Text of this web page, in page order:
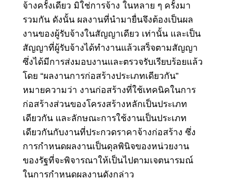
จ้างครั้งเดียว มิใช่การจ้าง ในหลาย ๆ ครั้งมา
รวมกัน ดังนั้น ผลงานที่นํามายื่นจึงต้องเป็นผล
งานของผู้รับจ้างในสัญญาเดียว เท่านั้น และเป็น
สัญญาที่ผู้รับจ้างได้ทํางานแล้วเสร็จตามสัญญา
ซึ่งได้มีการส่งมอบงานและตรวจรับเรียบร้อยแล้ว
โดย “ผลงานการก่อสร้างประเภทเดียวกัน”
หมายความว่า งานก่อสร้างที่ใช้เทคนิคในการ
ก่อสร้างส่วนของโครงสร้างหลักเป็นประเภท
เดียวกัน และลักษณะการใช้งานเป็นประเภท
เดียวกันกับงานที่ประกวดราคาจ้างก่อสร้าง ซึ่ง
การกําหนดผลงานเป็นดุลพินิจของหน่วยงาน
ของรัฐที่จะพิจารณาให้เป็นไปตามเจตนารมณ์
ในการกําหนดผลงานดังกล่าว